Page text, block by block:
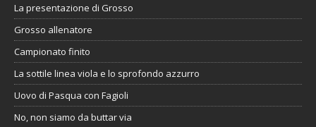
La presentazione di Grosso
Grosso allenatore
Campionato finito
La sottile linea viola e lo sprofondo azzurro
Uovo di Pasqua con Fagioli
No, non siamo da buttar via